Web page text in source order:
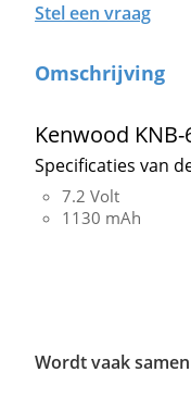
Stel een vraag
Omschrijving
Kenwood
Specificaties van
7.2 Volt
1130 mAh
Wordt vaak